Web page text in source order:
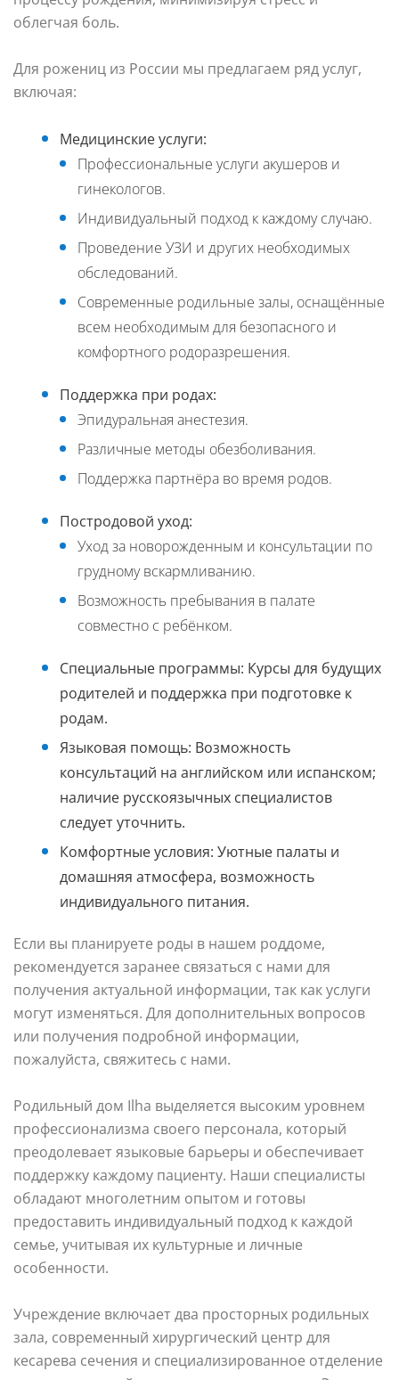
облегчая боль.
Для рожениц из России мы предлагаем ряд услуг,
включая:
Медицинские услуги:
Профессиональные услуги акушеров и
гинекологов.
Индивидуальный подход к каждому случаю.
Проведение УЗИ и других необходимых
обследований.
Современные родильные залы, оснащённые
всем необходимым для безопасного и
комфортного родоразрешения.
Поддержка при родах:
Эпидуральная анестезия.
Различные методы обезболивания.
Поддержка партнёра во время родов.
Постродовой уход:
Уход за новорожденным и консультации по
грудному вскармливанию.
Возможность пребывания в палате
совместно с ребёнком.
Специальные программы: Курсы для будущих
родителей и поддержка при подготовке к
родам.
Языковая помощь: Возможность
консультаций на английском или испанском;
наличие русскоязычных специалистов
следует уточнить.
Комфортные условия: Уютные палаты и
домашняя атмосфера, возможность
индивидуального питания.
Если вы планируете роды в нашем роддоме,
рекомендуется заранее связаться с нами для
получения актуальной информации, так как услуги
могут изменяться. Для дополнительных вопросов
или получения подробной информации,
пожалуйста, свяжитесь с нами.
Родильный дом Ilha выделяется высоким уровнем
профессионализма своего персонала, который
преодолевает языковые барьеры и обеспечивает
поддержку каждому пациенту. Наши специалисты
обладают многолетним опытом и готовы
предоставить индивидуальный подход к каждой
семье, учитывая их культурные и личные
особенности.
Учреждение включает два просторных родильных
зала, современный хирургический центр для
кесарева сечения и специализированное отделение